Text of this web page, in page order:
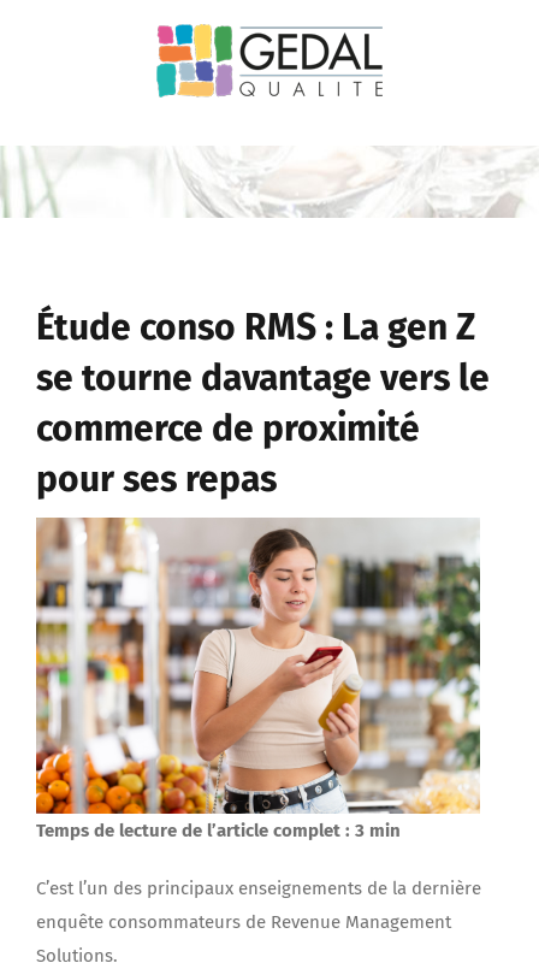
Étude conso RMS : La gen Z
se tourne davantage vers le
commerce de proximité
pour ses repas
Temps de lecture de l’article complet : 3 min
C’est l’un des principaux enseignements de la dernière
enquête consommateurs de Revenue Management
Solutions.